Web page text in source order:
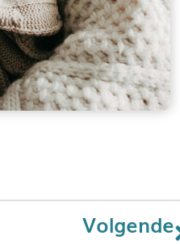
Volgende